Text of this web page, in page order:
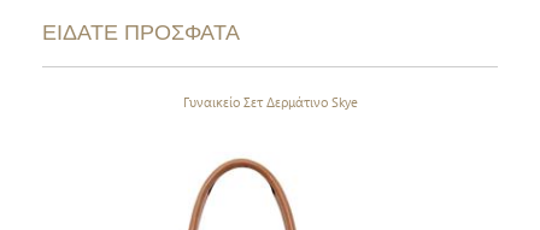
ΕΙΔΑΤΕ ΠΡΟΣΦΑΤΑ
Γυναικείο Σετ Δερμάτινο Skye